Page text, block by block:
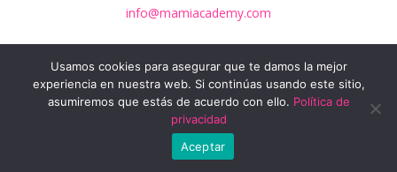
info@mamiacademy.com
Copyright © 2026 Mami Academy
Powered by Mami Academy
Usamos cookies para asegurar que te damos la mejor
experiencia en nuestra web. Si continúas usando este sitio,
asumiremos que estás de acuerdo con ello. Política de
privacidad
Aceptar